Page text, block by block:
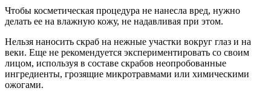
Чтобы косметическая процедура не нанесла вред, нужно
делать ее на влажную кожу, не надавливая при этом.
Нельзя наносить скраб на нежные участки вокруг глаз и на
веки. Еще не рекомендуется экспериментировать со своим
лицом, используя в составе скрабов неопробованные
ингредиенты, грозящие микротравмами или химическими
ожогами.